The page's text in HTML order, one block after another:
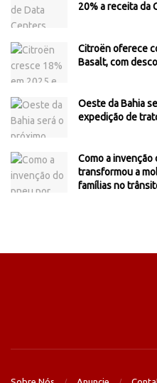
20% a receita da
Citroën oferece
Basalt, com
Oeste da Bahia
expedição de
Como a
transformou a
famílias no